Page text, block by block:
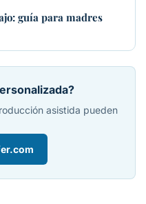
guía para madres
asistida pueden